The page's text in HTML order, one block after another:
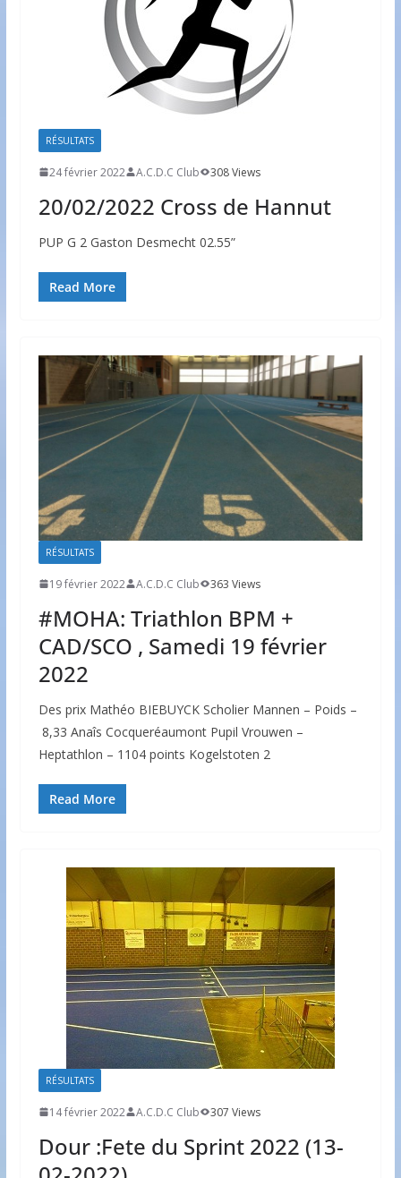
RÉSULTATS
24 février 2022 A.C.D.C Club 308 Views
20/02/2022 Cross de Hannut
PUP G 2 Gaston Desmecht 02.55”
Read More
RÉSULTATS
19 février 2022 A.C.D.C Club 363 Views
#MOHA: Triathlon BPM +
CAD/SCO , Samedi 19 février
2022
Des prix Mathéo BIEBUYCK Scholier Mannen – Poids –
8,33 Anaîs Cocqueréaumont Pupil Vrouwen –
Heptathlon – 1104 points Kogelstoten 2
Read More
RÉSULTATS
14 février 2022 A.C.D.C Club 307 Views
Dour :Fete du Sprint 2022 (13-